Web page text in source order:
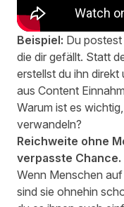
Beispiel: Du
die dir gefällt. Statt
erstellst du ihn
aus Content
Warum ist es
verwandeln?
Reichweite ohne
verpasste Chance.
Wenn Menschen
sind sie ohnehin